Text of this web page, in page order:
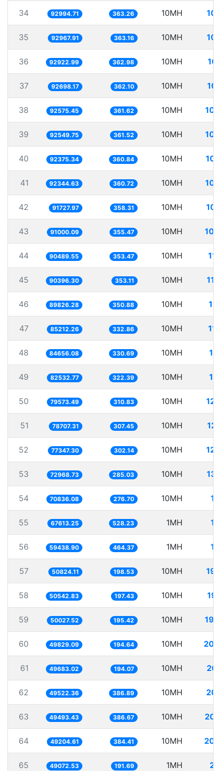
34 92994.71 363.26 10MH
35 92967.91 363.16 10MH
36 92922.99 362.98 10MH
37 92698.17 362.10 10MH
38 92575.45 361.62 10MH
39 92549.75 361.52 10MH
40 92375.34 360.84 10MH
41 92344.63 360.72 10MH
42 91727.97 358.31 10MH
43 91000.09 355.47 10MH
44 90489.55 353.47 10MH
45 90396.30 353.11 10MH
46 89826.28 350.88 10MH
47 85212.26 332.86 10MH
48 84656.08 330.69 10MH
49 82532.77 322.39 10MH
50 79573.49 310.83 10MH
51 78707.31 307.45 10MH
52 77347.30 302.14 10MH
53 72968.73 285.03 10MH
54 70836.08 276.70 10MH
55 67613.25 528.23 1MH
56 59438.90 464.37 1MH
57 50824.11 198.53 10MH
58 50542.83 197.43 10MH
59 50027.52 195.42 10MH
60 49829.09 194.64 10MH
61 49683.02 194.07 10MH
62 49522.36 386.89 10MH
63 49493.43 386.67 10MH
64 49204.61 384.41 10MH
65 49072.53 191.69 1MH